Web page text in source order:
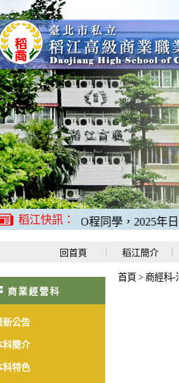
稻江快訊：
禮應日科羅O程同學，2025年日本
回首頁 稻江簡介
商業經營科
新公告
科簡介
科特色
首頁 > 商經科-